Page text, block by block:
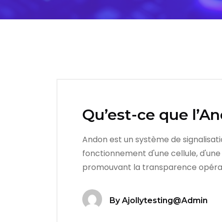
Qu’est-ce que
Andon est un système de
fonctionnement d'une cellule,
promouvant la transparence
ByAjollytesting@admin